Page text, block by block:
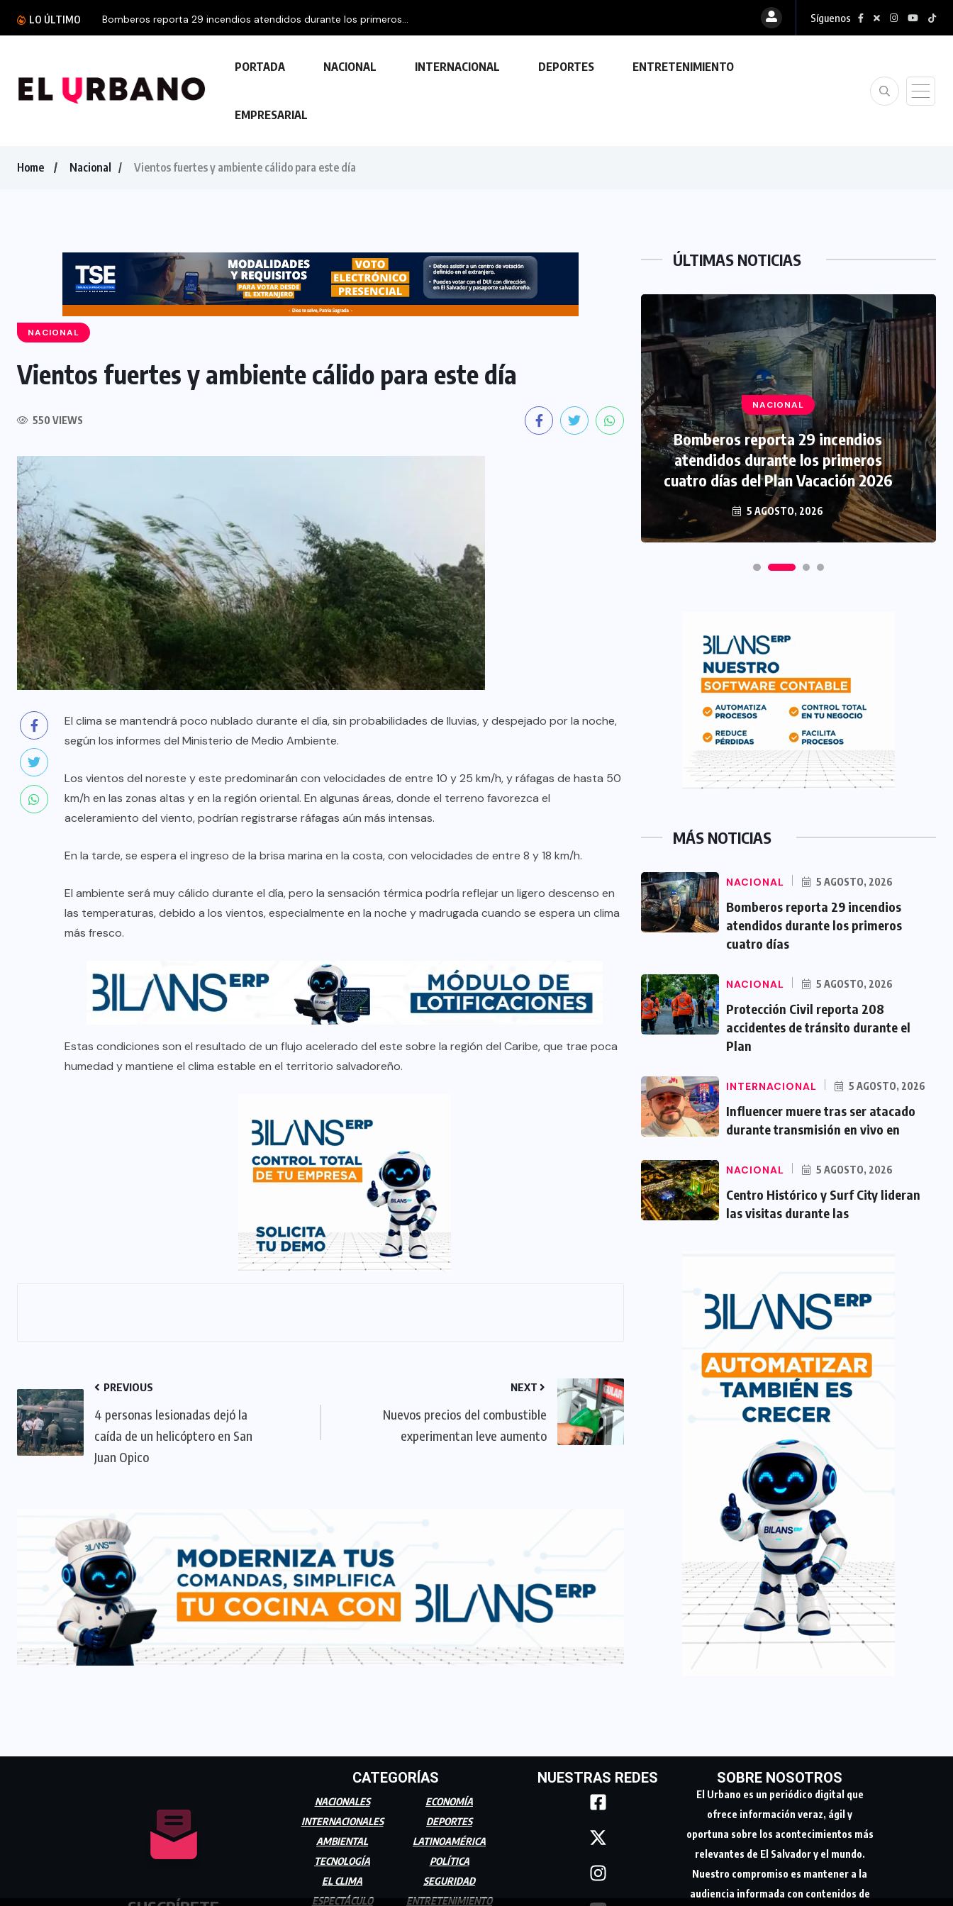
LO ÚLTIMO Bomberos reporta 29 incendios atendidos durante los primeros... Síguenos
PORTADA NACIONAL INTERNACIONAL DEPORTES ENTRETENIMIENTO
EMPRESARIAL
Home Nacional Vientos fuertes y ambiente cálido para este día
NACIONAL
Vientos fuertes y ambiente cálido para este día
550 VIEWS
El clima se mantendrá poco nublado durante el día, sin probabilidades de lluvias, y despejado por la noche,
según los informes del Ministerio de Medio Ambiente.
Los vientos del noreste y este predominarán con velocidades de entre 10 y 25 km/h, y ráfagas de hasta 50
km/h en las zonas altas y en la región oriental. En algunas áreas, donde el terreno favorezca el
aceleramiento del viento, podrían registrarse ráfagas aún más intensas.
En la tarde, se espera el ingreso de la brisa marina en la costa, con velocidades de entre 8 y 18 km/h.
El ambiente será muy cálido durante el día, pero la sensación térmica podría reflejar un ligero descenso en
las temperaturas, debido a los vientos, especialmente en la noche y madrugada cuando se espera un clima
más fresco.
Estas condiciones son el resultado de un flujo acelerado del este sobre la región del Caribe, que trae poca
humedad y mantiene el clima estable en el territorio salvadoreño.
PREVIOUS
4 personas lesionadas dejó la
caída de un helicóptero en San
Juan Opico
NEXT
Nuevos precios del combustible
experimentan leve aumento
ÚLTIMAS NOTICIAS
durante transmisión en vivo en
23 FEBRERO, 2024
NACIONAL
Bomberos reporta 29 incendios
atendidos durante los primeros
cuatro días del Plan Vacación 2026
5 AGOSTO, 2026
MÁS NOTICIAS
NACIONAL 5 AGOSTO, 2026
Bomberos reporta 29 incendios
atendidos durante los primeros
cuatro días
NACIONAL 5 AGOSTO, 2026
Protección Civil reporta 208
accidentes de tránsito durante el
Plan
INTERNACIONAL 5 AGOSTO, 2026
Influencer muere tras ser atacado
durante transmisión en vivo en
NACIONAL 5 AGOSTO, 2026
Centro Histórico y Surf City lideran
las visitas durante las
CATEGORÍAS
NACIONALES
INTERNACIONALES
AMBIENTAL
TECNOLOGÍA
EL CLIMA
ESPECTÁCULO
ECONOMÍA
DEPORTES
LATINOAMÉRICA
POLÍTICA
SEGURIDAD
ENTRETENIMIENTO
NUESTRAS REDES SOBRE NOSOTROS
El Urbano es un periódico digital que
ofrece información veraz, ágil y
oportuna sobre los acontecimientos más
relevantes de El Salvador y el mundo.
Nuestro compromiso es mantener a la
audiencia informada con contenidos de